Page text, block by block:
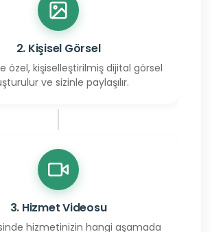
2. Kişisel Görsel
özel, kişiselleştirilmiş dijital görsel
ve sizinle paylaşılır.
3. Hizmet Videosu
hizmetinizin hangi aşamada